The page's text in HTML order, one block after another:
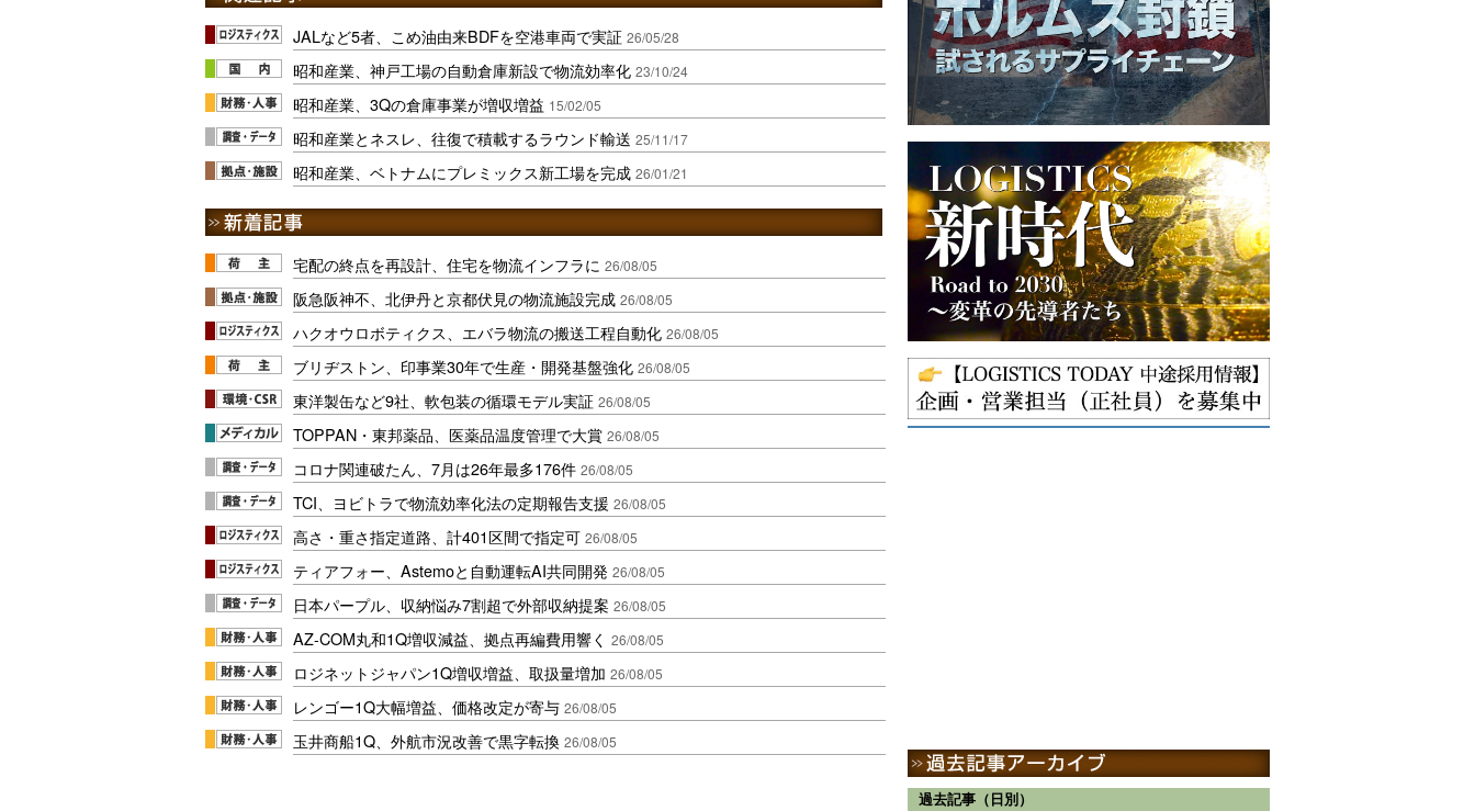
JALなど5者、こめ油由来BDFを空港車両で実証 26/05/28
昭和産業、神戸工場の自動倉庫新設で物流効率化 23/10/24
昭和産業、3Qの倉庫事業が増収増益 15/02/05
昭和産業とネスレ、往復で積載するラウンド輸送 25/11/17
昭和産業、ベトナムにプレミックス新工場を完成 26/01/21
宅配の終点を再設計、住宅を物流インフラに 26/08/05
阪急阪神不、北伊丹と京都伏見の物流施設完成 26/08/05
ハクオウロボティクス、エバラ物流の搬送工程自動化 26/08/05
ブリヂストン、印事業30年で生産・開発基盤強化 26/08/05
東洋製缶など9社、軟包装の循環モデル実証 26/08/05
TOPPAN・東邦薬品、医薬品温度管理で大賞 26/08/05
コロナ関連破たん、7月は26年最多176件 26/08/05
TCI、ヨビトラで物流効率化法の定期報告支援 26/08/05
高さ・重さ指定道路、計401区間で指定可 26/08/05
ティアフォー、Astemoと自動運転AI共同開発 26/08/05
日本パープル、収納悩み7割超で外部収納提案 26/08/05
AZ-COM丸和1Q増収減益、拠点再編費用響く 26/08/05
ロジネットジャパン1Q増収増益、取扱量増加 26/08/05
レンゴー1Q大幅増益、価格改定が寄与 26/08/05
玉井商船1Q、外航市況改善で黒字転換 26/08/05
過去記事（日別）